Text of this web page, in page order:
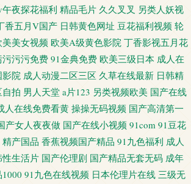
午夜探花福利 精品毛片 久久叉叉 另类人妖视
香五月V国产 日韩黄色网址 豆花福利视频 轮
美美女视频 欧美A级黄色影院 丁香影视五月花
污污污免费 91金典免费 欧美三级日本 成人在
影院 成人动漫二区三区 久草在线最新 日韩精
拍 男人天堂 a片123 另类视频欧美 国产在线
人在线免费看黄 操操无码视频 国产高清第一
产女人夜夜做 国产在线小视频 91com 91豆花
精产国品 香蕉视频国产精品 91九色福利 成人
性生活片 国产伦理剧 国产精品无套无码 成年
91九色在线视频 日本伦理片在线 三级无